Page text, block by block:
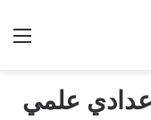
علمي